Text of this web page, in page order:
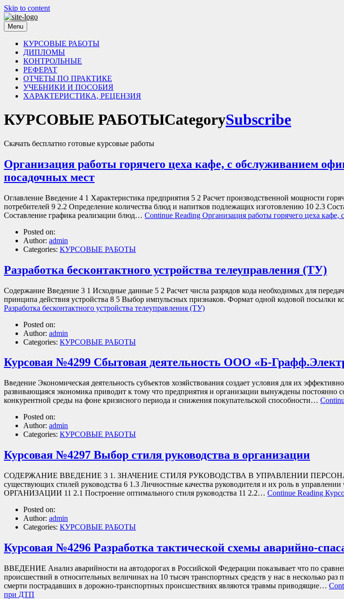
Skip to content
Menu
КУРСОВЫЕ РАБОТЫ
ДИПЛОМЫ
КОНТРОЛЬНЫЕ
РЕФЕРАТ
ОТЧЕТЫ ПО ПРАКТИКЕ
УЧЕБНИКИ И ПОСОБИЯ
ХАРАКТЕРИСТИКА, РЕЦЕНЗИЯ
КУРСОВЫЕ РАБОТЫCategorySubscribe
Скачать бесплатно готовые курсовые работы
Организация работы горячего цеха кафе, с обслуживанием
посадочных мест
Оглавление Введение 4 1 Характеристика предприятия 5 2 Расчет производственной мощности
потребителей 9 2.2 Определение количества блюд и напитков подлежащих изготовлению 10 2.3
Составление графика реализации блюд… Continue Reading Организация работы горячего цеха
Posted on:
Author: admin
Categories: КУРСОВЫЕ РАБОТЫ
Разработка бесконтактного устройства телеуправления (ТУ)
Содержание Введение 3 1 Исходные данные 5 2 Расчет числа разрядов кода необходимых для
принципа действия устройства 8 5 Выбор импульсных признаков. Формат одной кодовой
Разработка бесконтактного устройства телеуправления (ТУ)
Posted on:
Author: admin
Categories: КУРСОВЫЕ РАБОТЫ
Курсовая №4299 Сбытовая деятельность ООО «Б-
Введение Экономическая деятельность субъектов хозяйствования создает условия для их
развивающаяся экономика приводит к тому что предприятия и организации вынуждены постоянно
конкурентной среды на фоне кризисного периода и снижения покупательской способности…
Posted on:
Author: admin
Categories: КУРСОВЫЕ РАБОТЫ
Курсовая №4297 Выбор стиля руководства в организации
СОДЕРЖАНИЕ ВВЕДЕНИЕ 3 1. ЗНАЧЕНИЕ СТИЛЯ РУКОВОДСТВА В УПРАВЛЕНИИ ПЕРСОНАЛОМ 5
существующих стилей руководства 6 1.3 Личностные качества руководителя и их роль в
ОРГАНИЗАЦИИ 11 2.1 Построение оптимального стиля руководства 11 2.2… Continue Reading
Posted on:
Author: admin
Categories: КУРСОВЫЕ РАБОТЫ
Курсовая №4296 Разработка тактической схемы аварийно-
ВВЕДЕНИЕ Анализ аварийности на автодорогах в Российской Федерации показывает что по
происшествий в относительных величинах на 10 тысяч транспортных средств у нас в несколько
смерти пострадавших в дорожно-транспортных происшествиях являются травмы приводящие…
при ДТП